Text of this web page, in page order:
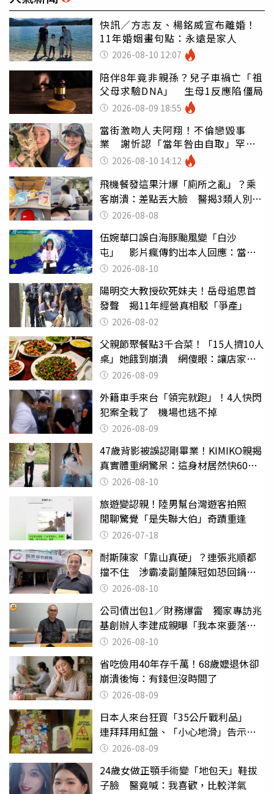
快訊／方志友、楊銘威宣布離婚！
11年婚姻畫句點：永遠是家人
2026-08-10 12:07
陪伴8年竟非親孫？兒子車禍亡「祖
父母求驗DNA」 生母1反應陷僵局
2026-08-09 18:55
當街激吻人夫阿翔！不倫戀毀事
業 謝忻認「當年咎由自取」罕吐
心聲2026-08-10 14:12
飛機餐發這果汁爆「廁所之亂」？乘
客崩潰：差點丟大臉 醫揭3類人別亂
喝 2026-08-08
伍婉華口誤白海豚颱風變「白沙
屯」 影片瘋傳釣出本人回應：當下
懊惱到現在
2026-08-10
陽明交大教授砍死妹夫！岳母追思首
發聲 揭11年經營真相駁「爭產」
2026-08-02
父親節聚餐點3千合菜！「15人擠10人
桌」她餓到崩潰 網傻眼：讓店家看
笑話2026-08-09
外籍車手來台「領完就跑」！4人快閃
犯案全栽了 機場也逃不掉
2026-08-09
47歲背影被誤認剛畢業！KIMIKO親揭
真實體重網驚呆：這身材居然快60公
斤？2026-08-10
旅遊變認親！陸男幫台灣遊客拍照
閒聊驚覺「是失聯大伯」奇蹟重逢
2026-07-18
耐斯陳家「靠山真硬」？連張兆順都
擋不住 涉霸凌副董陳冠如恐回鍋國
票證2026-08-10
公司債出包1／財務爆雷 獨家專訪兆
基創辦人李建成親曝「我本來要落
跑」2026-08-10
省吃儉用40年存千萬！68歲嬤退休卻
崩潰後悔：有錢但沒時間了
2026-08-09
日本人來台狂買「35公斤戰利品」
連拜拜用紅盤、「小心地滑」告示牌
也帶回家
2026-08-09
24歲女做正顎手術變「地包天」鞋拔
子臉 醫竟喊：我喜歡，比較洋氣